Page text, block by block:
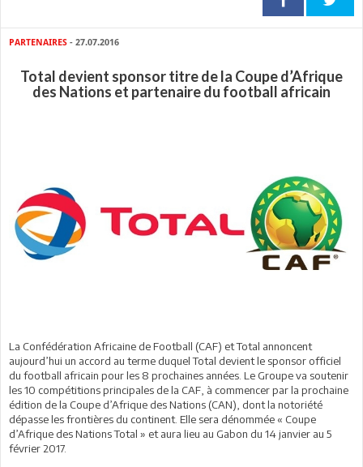
PARTENAIRES - 27.07.2016
Total devient sponsor titre de la Coupe d’Afrique
des Nations et partenaire du football africain
La Confédération Africaine de Football (CAF) et Total annoncent
aujourd’hui un accord au terme duquel Total devient le sponsor officiel
du football africain pour les 8 prochaines années. Le Groupe va soutenir
les 10 compétitions principales de la CAF, à commencer par la prochaine
édition de la Coupe d’Afrique des Nations (CAN), dont la notoriété
dépasse les frontières du continent. Elle sera dénommée « Coupe
d’Afrique des Nations Total » et aura lieu au Gabon du 14 janvier au 5
février 2017.